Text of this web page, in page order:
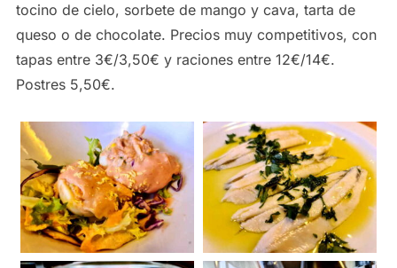
tocino de cielo, sorbete de mango y cava, tarta de
queso o de chocolate. Precios muy competitivos, con
tapas entre 3€/3,50€ y raciones entre 12€/14€.
Postres 5,50€.